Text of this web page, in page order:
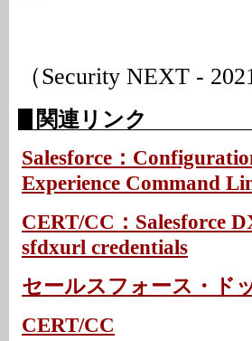
（Security NEXT -
関連リンク
Salesforce：
Experience Command
CERT/CC：Salesforce
sfdxurl credentials
セールスフォース・ド
CERT/CC